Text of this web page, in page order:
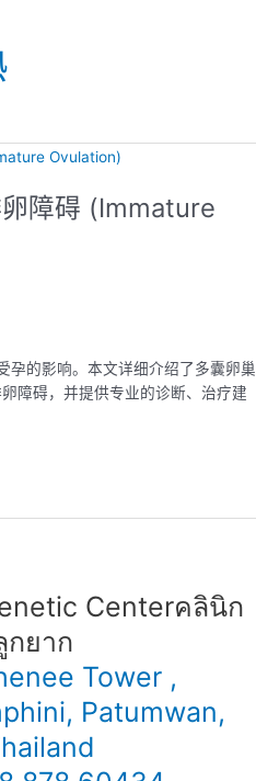
障碍 (Immature
孕的影响。本文详细介绍了多囊卵巢
障碍，并提供专业的诊断、治疗建
Center​ คลินิก
ยาก
Tower ,
Patumwan,